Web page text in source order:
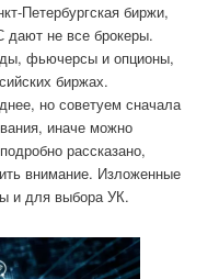
Петербургская биржи,
дают не все брокеры.
фьючерсы и опционы,
биржах.
но советуем сначала
иначе можно
рассказано,
внимание. Изложенные
и для выбора УК.